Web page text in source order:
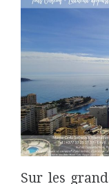
Sur les